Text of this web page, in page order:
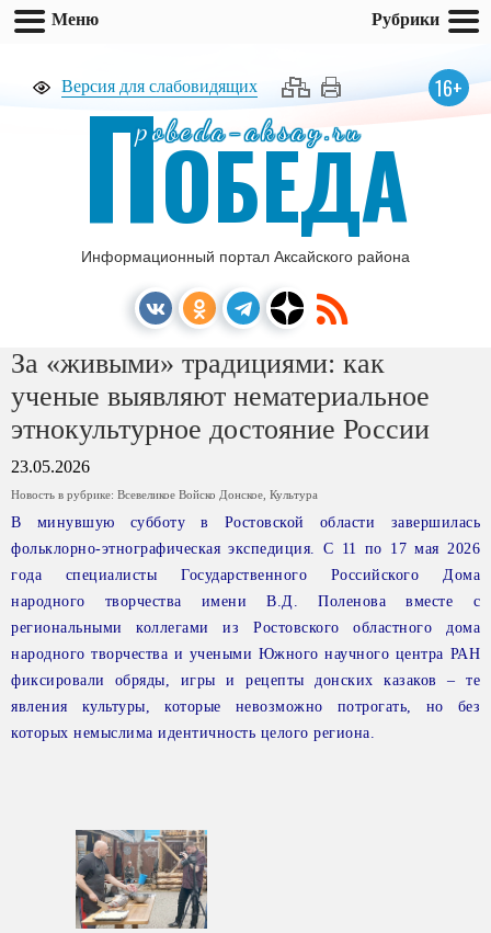
Версия для слабовидящих 16+
pobeda-aksay.ru
ПОБЕДА
Информационный портал Аксайского района
За «живыми» традициями: как
ученые выявляют нематериальное
этнокультурное достояние России
23.05.2026
Новость в рубрике: Всевеликое Войско Донское Культура
В минувшую субботу в Ростовской области завершилась
фольклорно-этнографическая экспедиция. С 11 по 17 мая 2026
года специалисты Государственного Российского Дома
народного творчества имени В.Д. Поленова вместе с
региональными коллегами из Ростовского областного дома
народного творчества и учеными Южного научного центра РАН
фиксировали обряды, игры и рецепты донских казаков – те
явления культуры, которые невозможно потрогать, но без
которых немыслима идентичность целого региона.
Меню Рубрики